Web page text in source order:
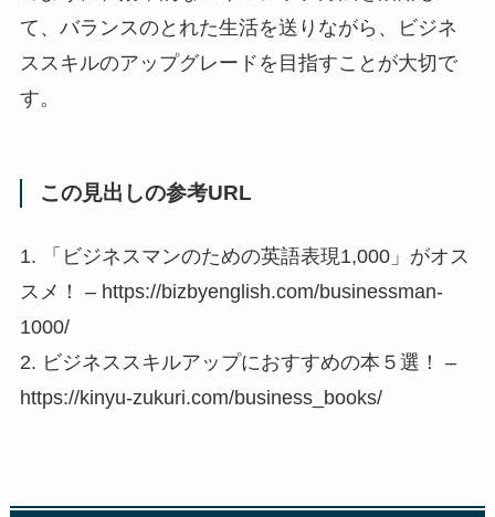
て、バランスのとれた生活を送りながら、ビジネ
ススキルのアップグレードを目指すことが大切で
す。
この見出しの参考URL
1. 「ビジネスマンのための英語表現1,000」がオス
スメ！ – https://bizbyenglish.com/businessman-
1000/
2. ビジネススキルアップにおすすめの本５選！ –
https://kinyu-zukuri.com/business_books/